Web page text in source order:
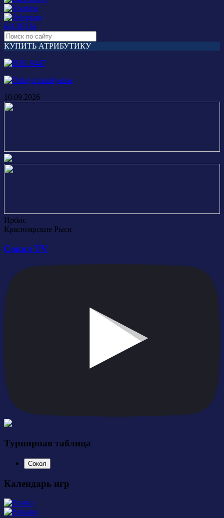
БИЛЕТЫ
КУПИТЬ АТРИБУТИКУ
10.09.2026
Ирбис
Красноярские Рыси
Сокол TV
Турнирная таблица
Сокол
Календарь игр